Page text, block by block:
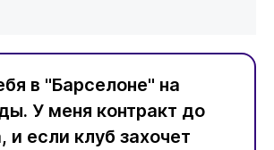
в "Барселоне" на
У меня контракт до
и если клуб захочет